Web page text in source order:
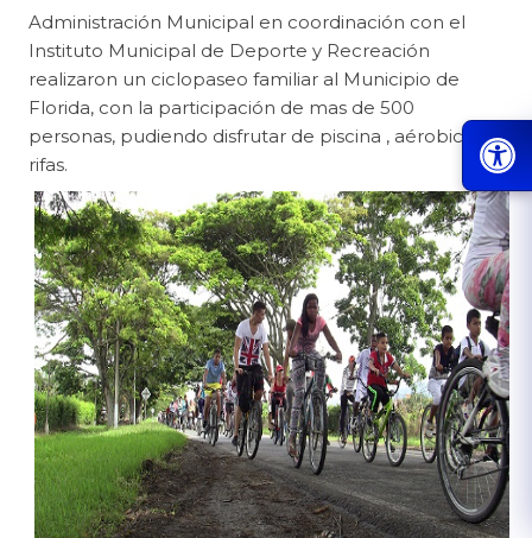
​Administración Municipal en coordinación con el
Instituto Municipal de Deporte y Recreación
realizaron un ciclopaseo familiar al Municipio de
Florida, con la participación de mas de 500
personas, pudiendo disfrutar de piscina , aérobicos y
rifas.